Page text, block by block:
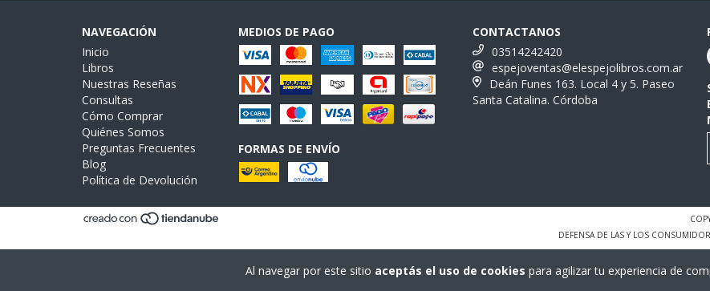
Al navegar por este sitio aceptás el uso de cookies para agilizar tu experiencia de
NAVEGACIÓN
Inicio
Libros
Nuestras Reseñas
Consultas
Cómo Comprar
Quiénes Somos
Preguntas Frecuentes
Blog
Política de Devolución
MEDIOS DE PAGO
FORMAS DE ENVÍO
CONTACTANOS
03514242420
espejoventas@elespejolibros.com.ar
Deán Funes 163. Local 4 y 5. Paseo
Santa Catalina. Córdoba
DEFENSA DE LAS Y LOS